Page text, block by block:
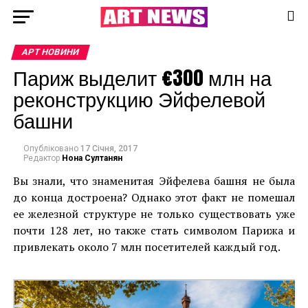
АРТ НОВИНИ
Париж выделит €300 млн на
реконструкцию Эйфелевой
башни
Опубліковано 17 Січня, 2017
Редактор Нона Султанян
Вы знали, что знаменитая Эйфелева башня не была
до конца достроена? Однако этот факт не помешал
ее железной структуре не только существовать уже
почти 128 лет, но также стать символом Парижа и
привлекать около 7 млн посетителей каждый год.